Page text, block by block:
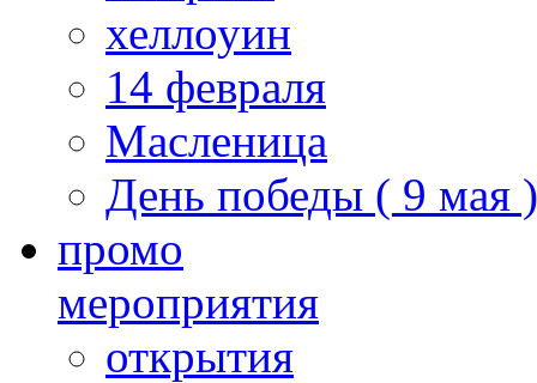
хеллоуин
14 февраля
Масленица
День победы ( 9 мая )
промо
мероприятия
открытия